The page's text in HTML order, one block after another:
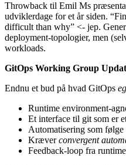
Throwback til Emil Ms
udviklerdage for et år siden.
difficult than why” <- jep.
deployment-topologier, men
workloads.
GitOps Working Group
Endnu et bud på hvad GitOps
Runtime environment-
Et interface til git som er
Automatisering som
Kræverconvergent
Feedback-loop fra